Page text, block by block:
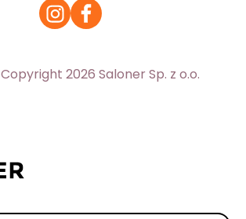
Copyright 2026 Saloner Sp. z o.o.